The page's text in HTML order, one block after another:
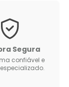
Segura
confiável e